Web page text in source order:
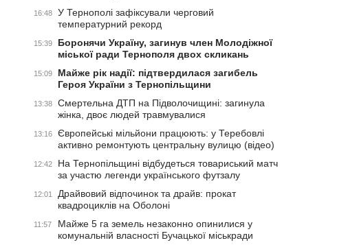
16:48
У Тернополі зафіксували черговий
температурний рекорд
15:39
Боронячи Україну, загинув член Молодіжної
міської ради Тернополя двох скликань
15:09
Майже рік надії: підтвердилася загибель
Героя України з Тернопільщини
13:38
Смертельна ДТП на Підволочищині: загинула
жінка, двоє людей травмувалися
13:16
Європейські мільйони працюють: у Теребовлі
активно ремонтують центральну вулицю (відео)
12:42
На Тернопільщині відбудеться товариський матч
за участю легенди українського футзалу
12:01
Драйвовий відпочинок та драйв: прокат
квадроциклів на Оболоні
11:57
Майже 5 га земель незаконно опинилися у
комунальній власності Бучацької міськради